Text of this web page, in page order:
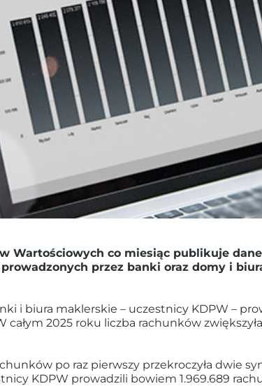
Wartościowych co miesiąc publikuje
przez banki oraz domy i
i biura maklerskie – uczestnicy KDPW –
2025 roku liczba rachunków
po raz pierwszy przekroczyła dwie
KDPW prowadzili bowiem 1.969.689